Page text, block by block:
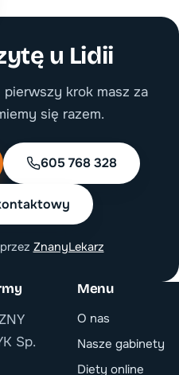
u Lidii
krok masz za
się razem.
605 768 328
ZnanyLekarz
Sp.
Menu
O nas
Nasze gabinety
Diety online